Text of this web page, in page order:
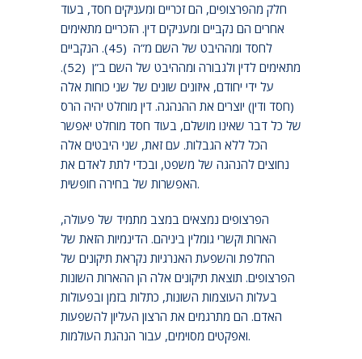
חלק מהפרצופים, הם זכריים ומעניקים חסד, בעוד
אחרים הם נקביים ומעניקים דין. הזכריים מתאימים
לחסד ומההיבט של השם מ”ה (45). הנקביים
מתאימים לדין ולגבורה ומההיבט של השם ב”ן (52).
על ידי יחודם, איזונים שונים של שני כוחות אלה
(חסד ודין) יוצרים את ההנהגה. דין מוחלט יהיה הרס
של כל דבר שאינו מושלם, בעוד חסד מוחלט יאפשר
הכל ללא הגבלות. עם זאת, שני היבטים אלה
נחוצים להנהגה של משפט, ובכדי לתת לאדם את
האפשרות של בחירה חופשית.
הפרצופים נמצאים במצב מתמיד של פעולה,
הארות וקשרי גומלין ביניהם. הדינמיות הזאת של
החלפת והשפעת האנרגיות נקראת תיקונים של
הפרצופים. תוצאת תיקונים אלה הן ההארות השונות
בעלות העוצמות השונות, כתלות בזמן ובפעולות
האדם. הם מתרגמים את הרצון העליון להשפעות
ואפקטים מסוימים, עבור הנהגת העולמות.